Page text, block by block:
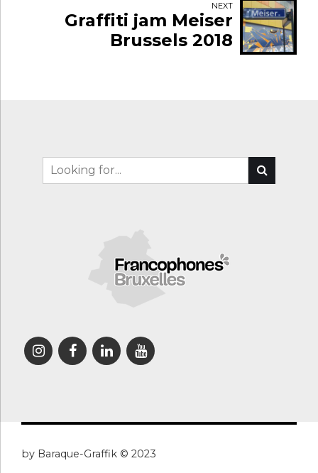
NEXT
Graffiti jam Meiser
Brussels 2018
by Baraque-Graffik © 2023